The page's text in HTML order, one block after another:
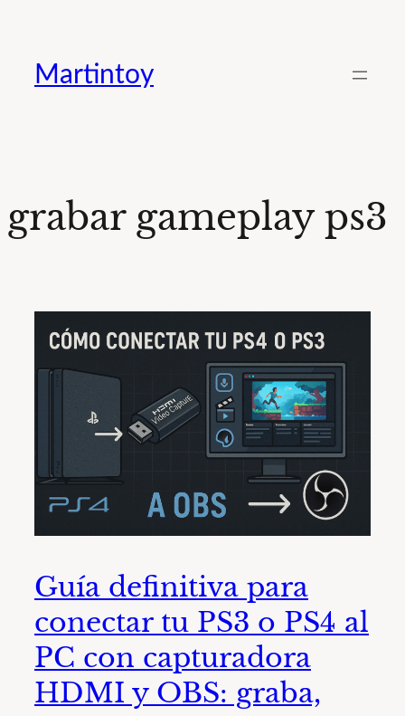
contenido
Martintoy
grabar gameplay ps3
Guía definitiva para
conectar tu PS3 o PS4 al
PC con capturadora
HDMI y OBS: graba,